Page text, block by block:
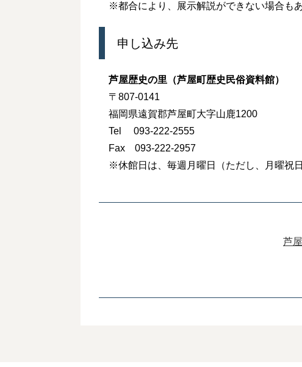
※都合により、展示解説ができない場合も
申し込み先
芦屋歴史の里（芦屋町歴史民俗資料館）
〒807-0141
福岡県遠賀郡芦屋町大字山鹿1200
Tel 093-222-2555
Fax 093-222-2957
※休館日は、毎週月曜日（ただし、月曜祝
芦